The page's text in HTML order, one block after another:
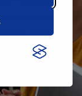
sana y
para ti.